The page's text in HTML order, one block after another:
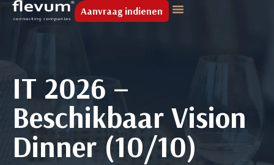
Aanvraag indienen
IT 2026 –
Beschikbaar Vision
Dinner (10/10)